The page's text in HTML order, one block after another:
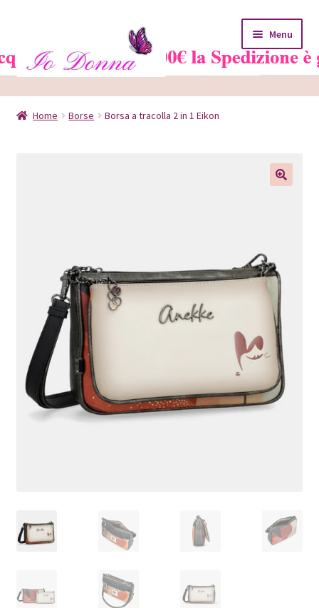
navigazione
contenuto
Menu
Home
Il mio account
Pagamento
Shop
Home Borse Borsa a tracolla 2 in 1 Eikon